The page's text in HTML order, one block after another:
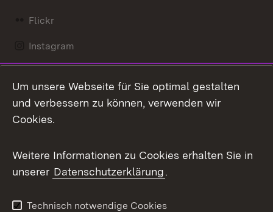
Flickr
Instagram
Mastodon
Messenger
Social Wall
X / Twitter
Youtube
Um unsere Webseite für Sie optimal gestalten
und verbessern zu können, verwenden wir
Cookies.
Weitere Informationen zu Cookies erhalten Sie in
unserer Datenschutzerklärung.
Technisch notwendige Cookies